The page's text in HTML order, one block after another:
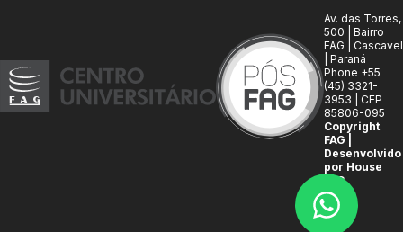
Av. das Torres,
500 | Bairro
FAG | Cascavel
| Paraná
Phone +55
(45) 3321-
3953 | CEP
85806-095
Copyright
FAG |
Desenvolvido
por House
FAG